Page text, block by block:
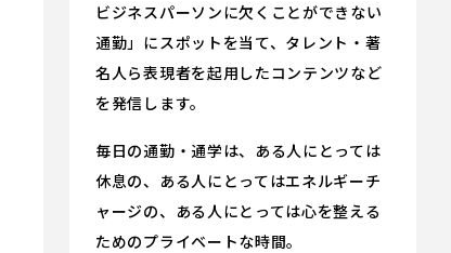
ビジネスパーソンに欠くことができない
通勤」にスポットを当て、タレント・著
名人ら表現者を起用したコンテンツなど
を発信します。
毎日の通勤・通学は、ある人にとっては
休息の、ある人にとってはエネルギーチ
ャージの、ある人にとっては心を整える
ためのプライベートな時間。